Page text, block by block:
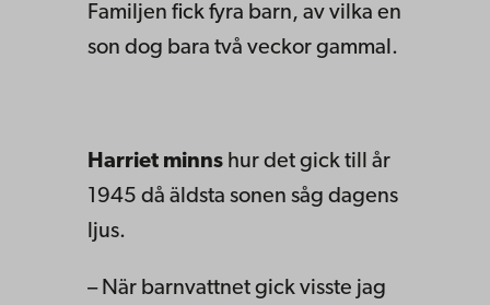
Familjen fick fyra barn, av vilka en
son dog bara två veckor gammal.
Harriet minns hur det gick till år
1945 då äldsta sonen såg dagens
ljus.
– När barnvattnet gick visste jag